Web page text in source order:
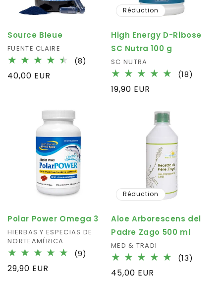
Source Bleue
Fournisseur :
FUENTE CLAIRE
(8)
critiques
Prix
40,00 EUR
Réduction
High Energy D-Ribose
SC Nutra 100 g
Fournisseur :
SC NUTRA
(18)
Prix
19,90 EUR
Polar Power Omega 3
Fournisseur :
HIERBAS Y ESPECIAS DE
NORTEAMÉRICA
(9)
Prix
29,90 EUR
Réduction
Aloe Arborescens del
Padre Zago 500 ml
Fournisseur :
MED & TRADI
(13)
Prix
45,00 EUR